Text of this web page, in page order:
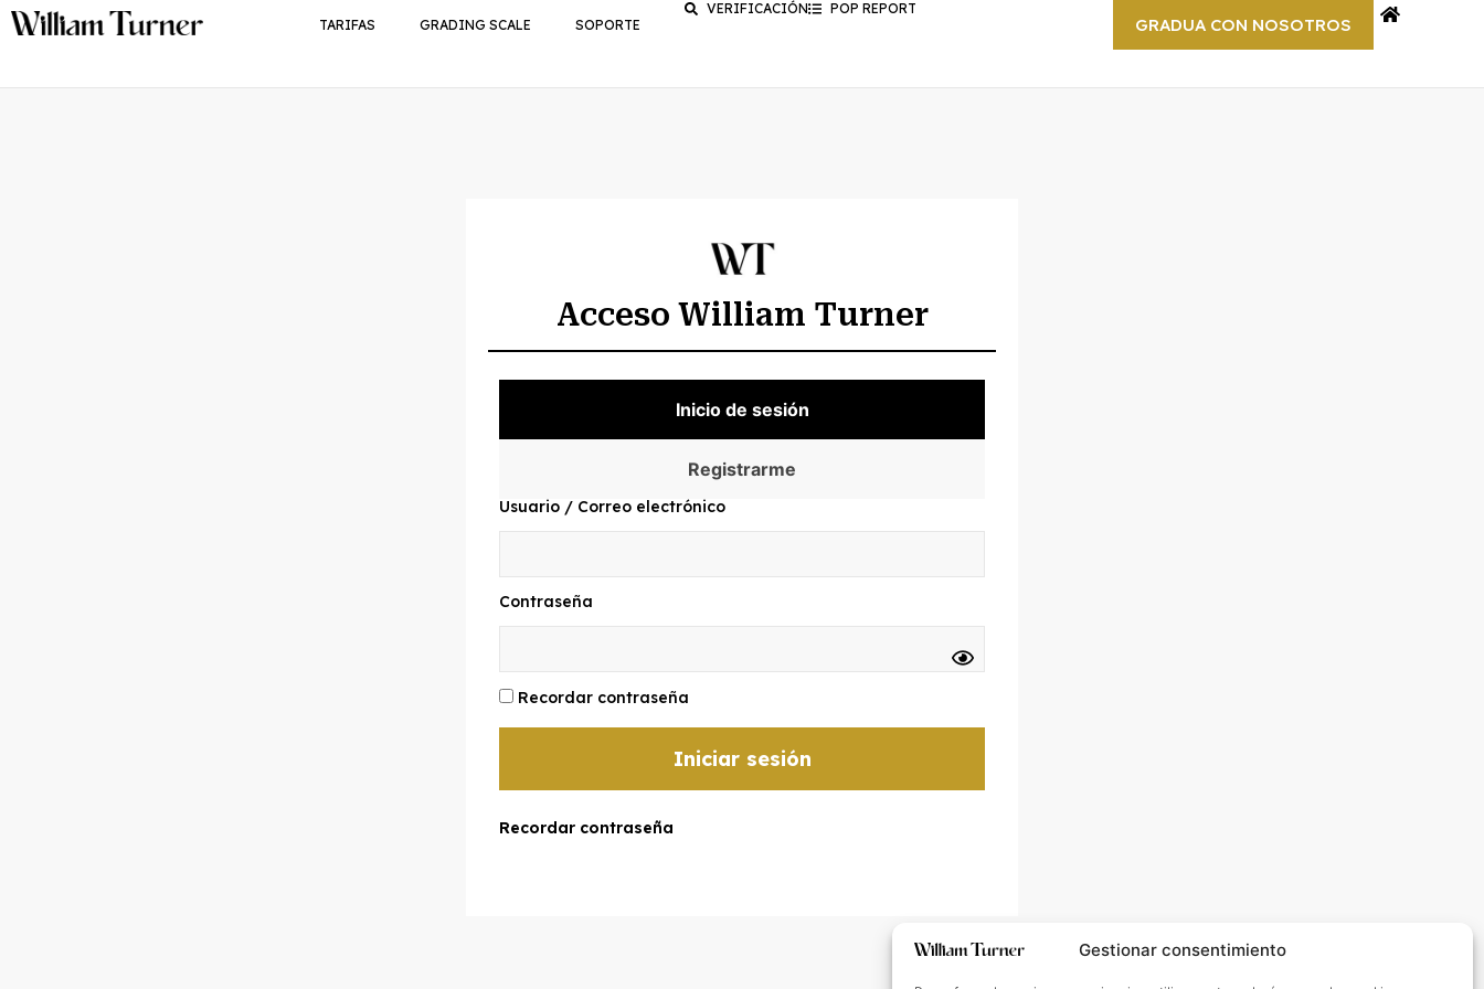
Gestionar consentimiento
TARIFAS GRADING SCALE SOPORTE
VERIFICACIÓN POP REPORT
GRADUA CON NOSOTROS
Acceso William Turner
Inicio de sesión
Registrarme
Usuario / Correo electrónico
Contraseña
Recordar contraseña
Recordar contraseña